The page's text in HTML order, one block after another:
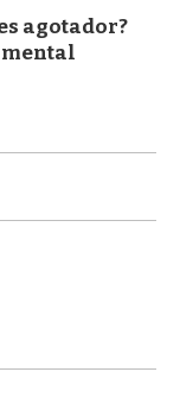
agotador?
mental